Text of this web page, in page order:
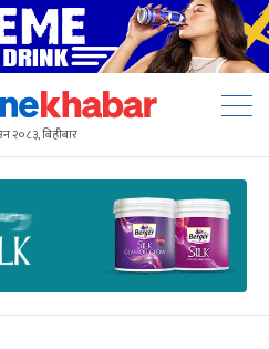
२०८३, बिहीबार